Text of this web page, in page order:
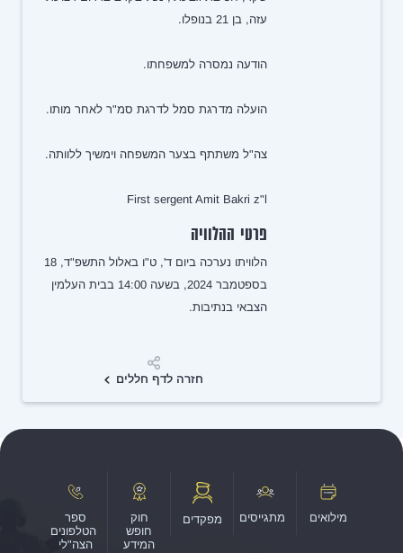
עזה, בן 21 בנופלו.
הודעה נמסרה למשפחתו.
הועלה מדרגת סמל לדרגת סמ"ר לאחר מותו.
צה"ל משתתף בצער המשפחה וימשיך ללוותה.
First sergent Amit Bakri z"l
פרטי ההלוויה
הלוויתו נערכה ביום ד', ט"ו באלול התשפ"ד, 18
בספטמבר 2024, בשעה 14:00 בבית העלמין
הצבאי בנתיבות.
שיתוף
חזרה לדף חללים
מילואים מתגייסים מפקדים
חוק
חופש
המידע
ספר
הטלפונים
הצה"לי